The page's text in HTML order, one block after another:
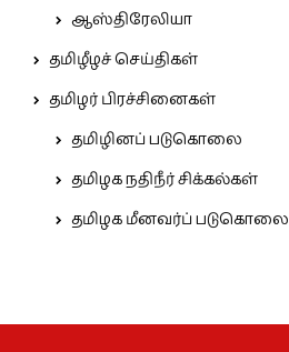
ஆஸ்திரேலியா
தமிழீழச் செய்திகள்
தமிழர் பிரச்சினைகள்
தமிழினப் படுகொலை
தமிழக நதிநீர் சிக்கல்கள்
தமிழக மீனவர்ப் படுகொலை